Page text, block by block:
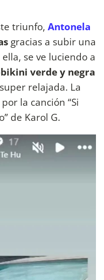
triunfo, Antonela
gracias a subir una
se ve luciendo a
verde y negra
relajada. La
la canción “Si
de Karol G.